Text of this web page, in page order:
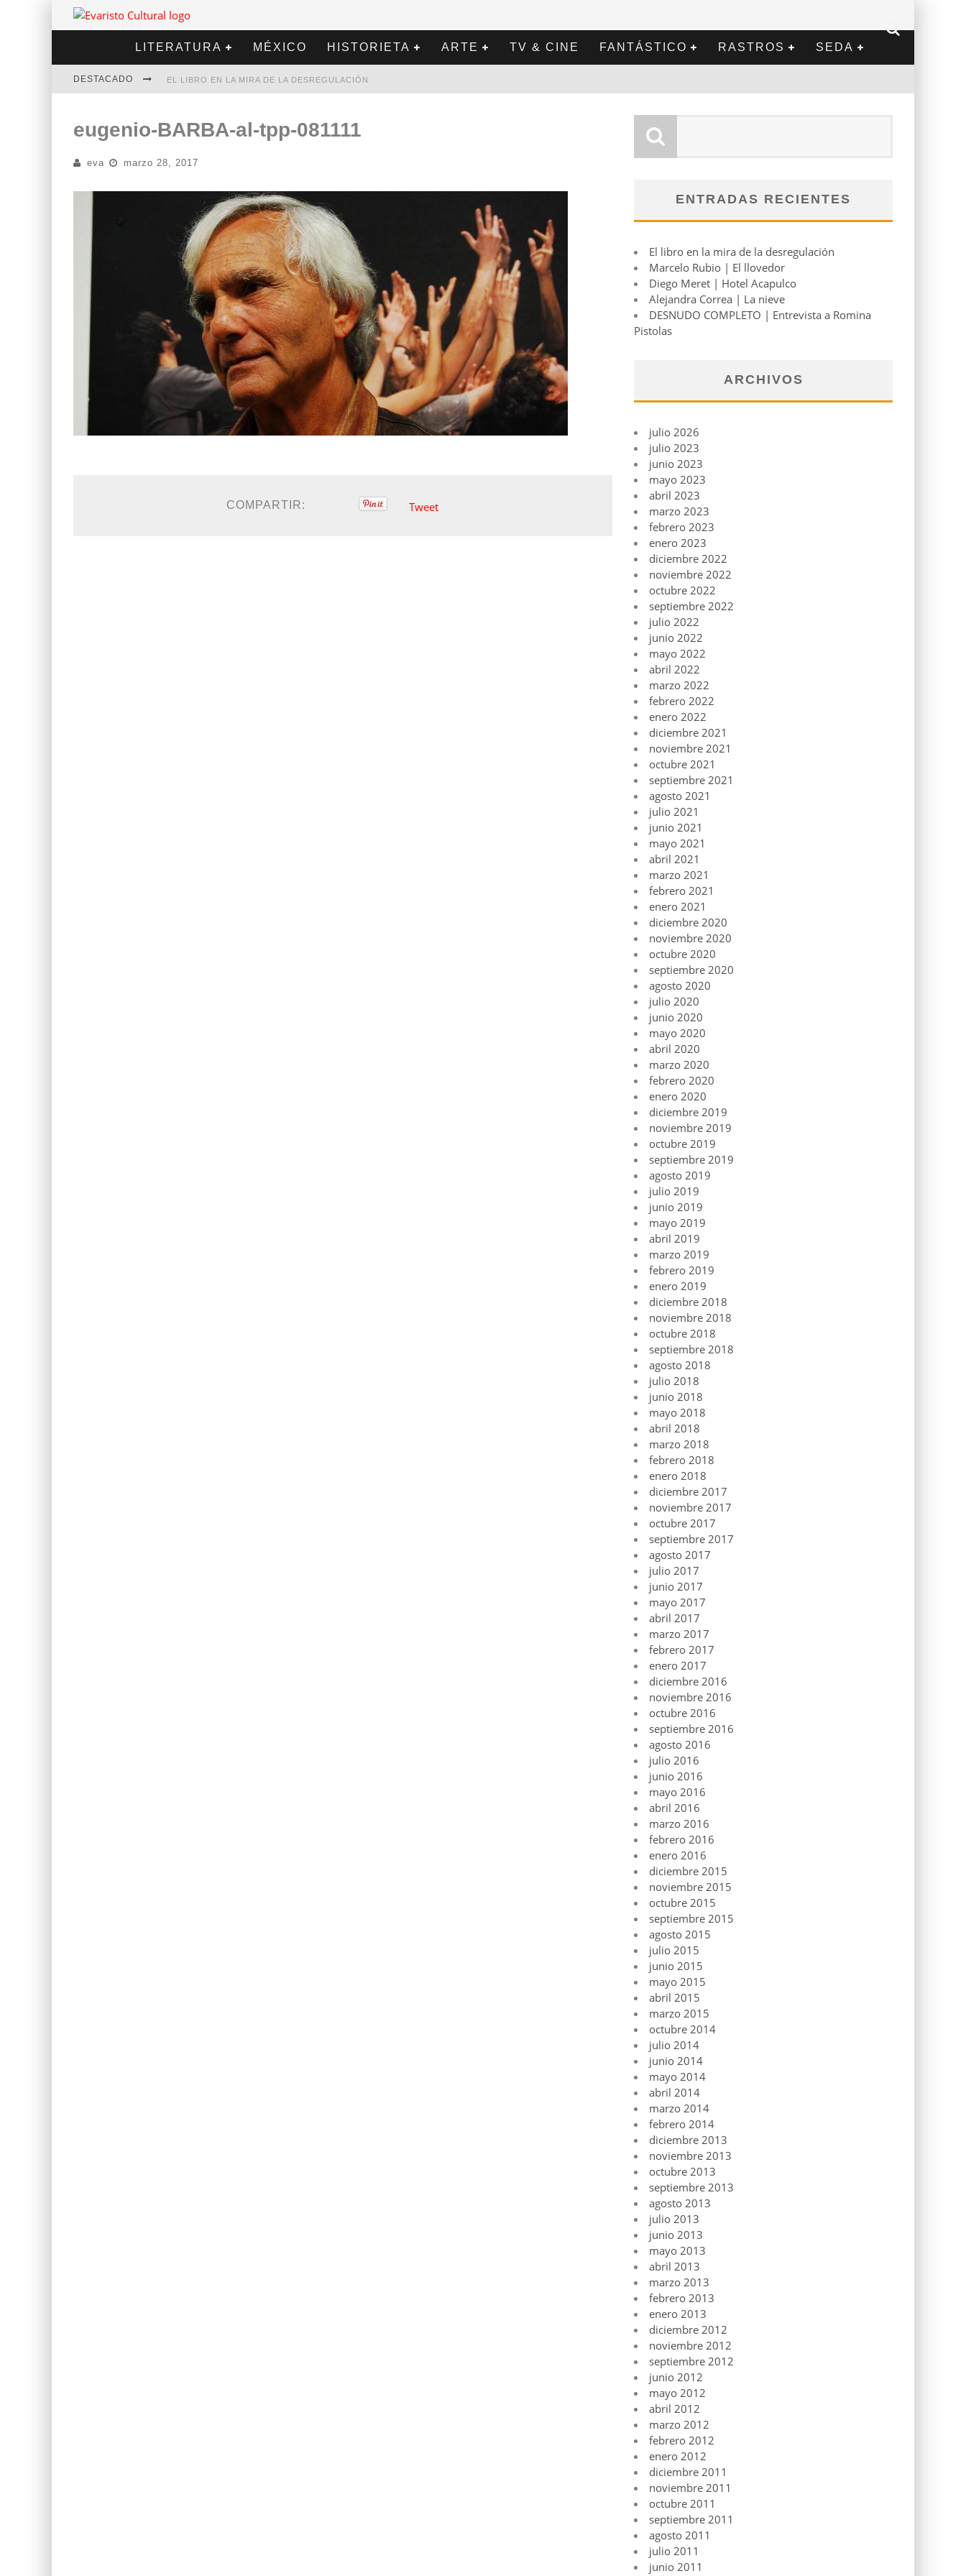
LITERATURA MÉXICO HISTORIETA ARTE TV & CINE FANTÁSTICO RASTROS SEDA
DESTACADO EL LIBRO EN LA MIRA DE LA DESREGULACIÓN
DIEGO MERET | HOTEL ACAPULCO
ALEJANDRA CORREA | LA NIEVE
eugenio-BARBA-al-tpp-081111
eva marzo 28, 2017
COMPARTIR: Tweet
ENTRADAS RECIENTES
El libro en la mira de la desregulación
Marcelo Rubio | El llovedor
Diego Meret | Hotel Acapulco
Alejandra Correa | La nieve
DESNUDO COMPLETO | Entrevista a Romina
Pistolas
ARCHIVOS
julio 2026
julio 2023
junio 2023
mayo 2023
abril 2023
marzo 2023
febrero 2023
enero 2023
diciembre 2022
noviembre 2022
octubre 2022
septiembre 2022
julio 2022
junio 2022
mayo 2022
abril 2022
marzo 2022
febrero 2022
enero 2022
diciembre 2021
noviembre 2021
octubre 2021
septiembre 2021
agosto 2021
julio 2021
junio 2021
mayo 2021
abril 2021
marzo 2021
febrero 2021
enero 2021
diciembre 2020
noviembre 2020
octubre 2020
septiembre 2020
agosto 2020
julio 2020
junio 2020
mayo 2020
abril 2020
marzo 2020
febrero 2020
enero 2020
diciembre 2019
noviembre 2019
octubre 2019
septiembre 2019
agosto 2019
julio 2019
junio 2019
mayo 2019
abril 2019
marzo 2019
febrero 2019
enero 2019
diciembre 2018
noviembre 2018
octubre 2018
septiembre 2018
agosto 2018
julio 2018
junio 2018
mayo 2018
abril 2018
marzo 2018
febrero 2018
enero 2018
diciembre 2017
noviembre 2017
octubre 2017
septiembre 2017
agosto 2017
julio 2017
junio 2017
mayo 2017
abril 2017
marzo 2017
febrero 2017
enero 2017
diciembre 2016
noviembre 2016
octubre 2016
septiembre 2016
agosto 2016
julio 2016
junio 2016
mayo 2016
abril 2016
marzo 2016
febrero 2016
enero 2016
diciembre 2015
noviembre 2015
octubre 2015
septiembre 2015
agosto 2015
julio 2015
junio 2015
mayo 2015
abril 2015
marzo 2015
octubre 2014
julio 2014
junio 2014
mayo 2014
abril 2014
marzo 2014
febrero 2014
diciembre 2013
noviembre 2013
octubre 2013
septiembre 2013
agosto 2013
julio 2013
junio 2013
mayo 2013
abril 2013
marzo 2013
febrero 2013
enero 2013
diciembre 2012
noviembre 2012
septiembre 2012
junio 2012
mayo 2012
abril 2012
marzo 2012
febrero 2012
enero 2012
diciembre 2011
noviembre 2011
octubre 2011
septiembre 2011
agosto 2011
julio 2011
junio 2011